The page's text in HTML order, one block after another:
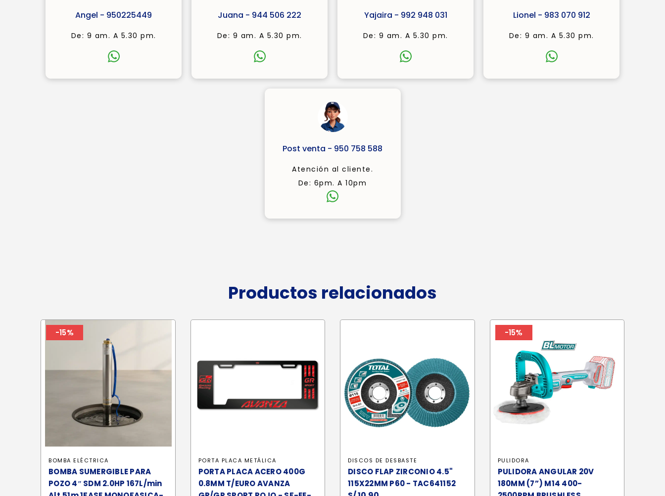
Angel - 950225449
De: 9 am. A 5.30 pm.
Juana - 944 506 222
De: 9 am. A 5.30 pm.
Yajaira - 992 948 031
De: 9 am. A 5.30 pm.
Lionel - 983 070 912
De: 9 am. A 5.30 pm.
Post venta - 950 758 588
Atención al cliente.
De: 6pm. A 10pm
Productos relacionados
-15%
BOMBA ELÉCTRICA
BOMBA SUMERGIBLE PARA
POZO 4″ SDM 2.0HP 167L/min
PORTA PLACA METÁLICA
PORTA PLACA ACERO 400G
0.8MM T/EURO AVANZA
DISCOS DE DESBASTE
DISCO FLAP ZIRCONIO 4.5"
115X22MM P60 - TAC641152
-15%
PULIDORA
PULIDORA ANGULAR 20V
180MM (7”) M14 400-